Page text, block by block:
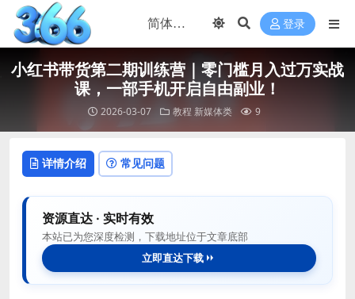
登录
小红书带货第二期训练营｜零门槛月入过万实战
课，一部手机开启自由副业！
2026-03-07 教程 新媒体类 9
详情介绍 常见问题
资源直达 · 实时有效
本站已为您深度检测，下载地址位于文章底部
立即直达下载